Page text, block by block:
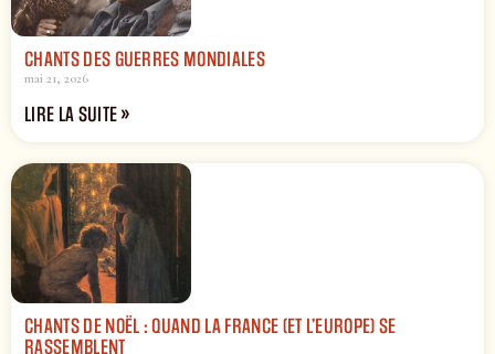
CHANTS DES GUERRES MONDIALES
mai 21, 2026
LIRE LA SUITE »
CHANTS DE NOËL : QUAND LA FRANCE (ET L’EUROPE) SE
RASSEMBLENT